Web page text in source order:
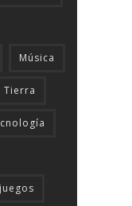
Música
Tierra